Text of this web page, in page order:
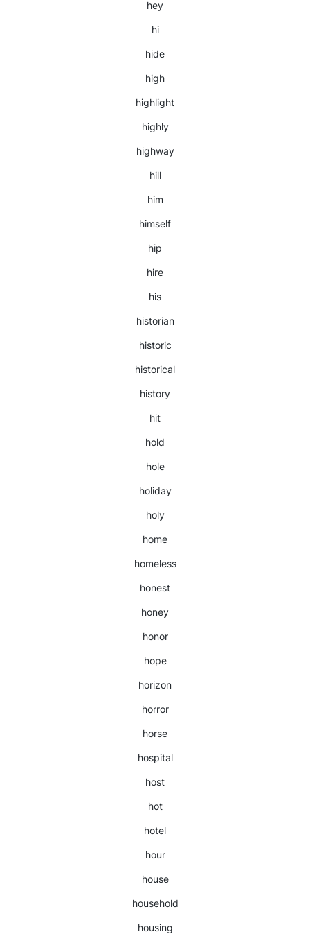
hey
hi
hide
high
highlight
highly
highway
hill
him
himself
hip
hire
his
historian
historic
historical
history
hit
hold
hole
holiday
holy
home
homeless
honest
honey
honor
hope
horizon
horror
horse
hospital
host
hot
hotel
hour
house
household
housing